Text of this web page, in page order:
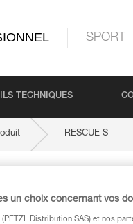
SPORT
TECHNIQUES
RESCUE S
un choix concernant vos
(PETZL Distribution SAS) et nos